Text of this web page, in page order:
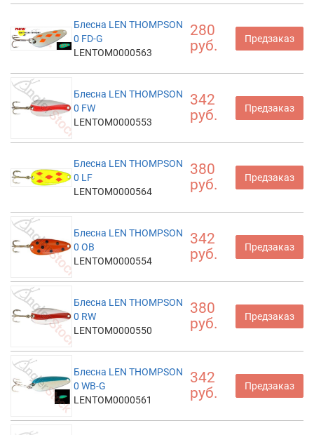
Блесна LEN THOMPSON
0 FD-G
LENTOM0000563
280
руб.
Предзаказ
Блесна LEN THOMPSON
0 FW
LENTOM0000553
342
руб.
Предзаказ
Блесна LEN THOMPSON
0 LF
LENTOM0000564
380
руб.
Предзаказ
Блесна LEN THOMPSON
0 OB
LENTOM0000554
342
руб.
Предзаказ
Блесна LEN THOMPSON
0 RW
LENTOM0000550
380
руб.
Предзаказ
Блесна LEN THOMPSON
0 WB-G
LENTOM0000561
342
руб.
Предзаказ